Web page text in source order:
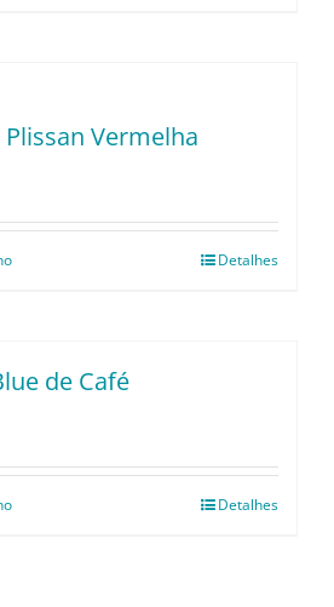
Vermelha
Detalhes
de Café
Detalhes